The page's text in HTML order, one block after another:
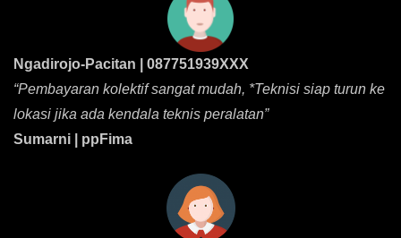
Ngadirojo-Pacitan | 087751939XXX
“Pembayaran kolektif sangat mudah, *Teknisi siap turun ke
lokasi jika ada kendala teknis peralatan”
Sumarni | ppFima